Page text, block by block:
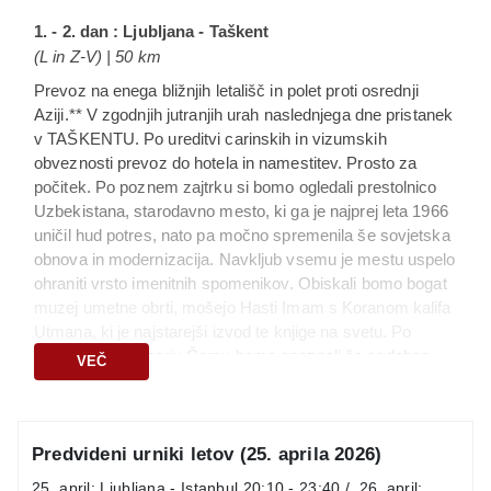
1. - 2. dan : Ljubljana - Taškent
(L in Z-V) | 50 km
Prevoz na enega bližnjih letališč in polet proti osrednji
Aziji.** V zgodnjih jutranjih urah naslednjega dne pristanek
v TAŠKENTU. Po ureditvi carinskih in vizumskih
obveznosti prevoz do hotela in namestitev. Prosto za
počitek. Po poznem zajtrku si bomo ogledali prestolnico
Uzbekistana, starodavno mesto, ki ga je najprej leta 1966
uničil hud potres, nato pa močno spremenila še sovjetska
obnova in modernizacija. Navkljub vsemu je mestu uspelo
ohraniti vrsto imenitnih spomenikov. Obiskali bomo bogat
muzej umetne obrti, mošejo Hasti Imam s Koranom kalifa
sprehodu po bazarju Čorsu bomo spoznali še sodoben
sistem podzemne železnice. Večerja, povratek v hotel in
3. dan : Taškent - Hiva
(Z-V) | 60 km
VEČ
Predvideni urniki letov (25. aprila 2026)